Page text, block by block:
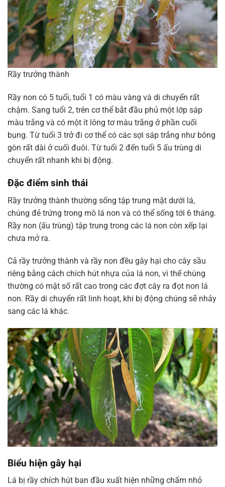
Rầy trưởng thành
Rầy non có 5 tuổi, tuổi 1 có màu vàng và di chuyển rất
chậm. Sang tuổi 2, trên cơ thể bắt đầu phủ một lớp sáp
màu trắng và có một ít lông tơ màu trắng ở phần cuối
bụng. Từ tuổi 3 trở đi cơ thể có các sợi sáp trắng như bông
gòn rất dài ở cuối đuôi. Từ tuổi 2 đến tuổi 5 ấu trùng di
chuyển rất nhanh khi bị động.
Đặc điểm sinh thái
Rầy trưởng thành thường sống tập trung mặt dưới lá,
chúng đẻ trứng trong mô lá non và có thể sống tới 6 tháng.
Rầy non (ấu trùng) tập trung trong các lá non còn xếp lại
chưa mở ra.
Cả rầy trưởng thành và rầy non đều gây hại cho cây sầu
riêng bằng cách chích hút nhựa của lá non, vì thế chúng
thường có mật số rất cao trong các đợt cây ra đọt non lá
non. Rầy di chuyển rất linh hoạt, khi bị động chúng sẽ nhảy
sang các lá khác.
Biểu hiện gây hại
Lá bị rầy chích hút ban đầu xuất hiện những chấm nhỏ